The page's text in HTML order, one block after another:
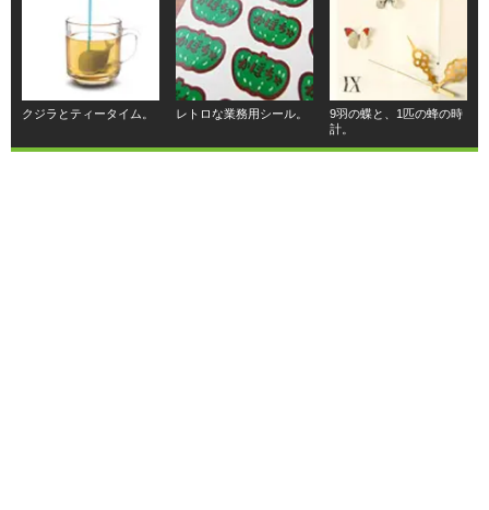
クジラとティータイム。 レトロな業務用シール。
9羽の蝶と、1匹の蜂の時
計。